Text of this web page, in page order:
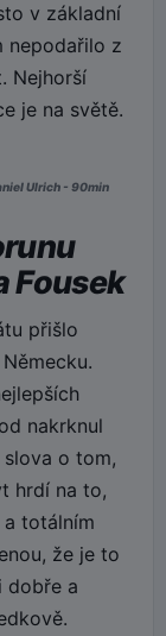
v základní
nepodařilo z
Nejhorší
je na světě.
Ulrich - 90min
Fousek
přišlo
nakrknul
o tom,
hrdí na to,
totálním
že je to
dobře a